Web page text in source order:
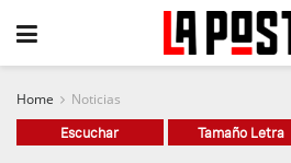
Home Noticias
Escuchar Tamaño Letra